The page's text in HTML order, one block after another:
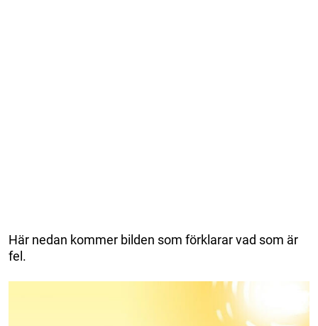
Här nedan kommer bilden som förklarar vad som är
fel.